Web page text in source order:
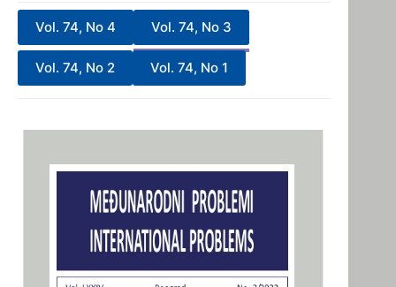
Vol. 74, No 4 Vol. 74, No 3
Vol. 74, No 2 Vol. 74, No 1